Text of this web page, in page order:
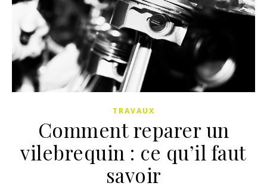
TRAVAUX
Comment reparer un
vilebrequin : ce qu’il faut
savoir